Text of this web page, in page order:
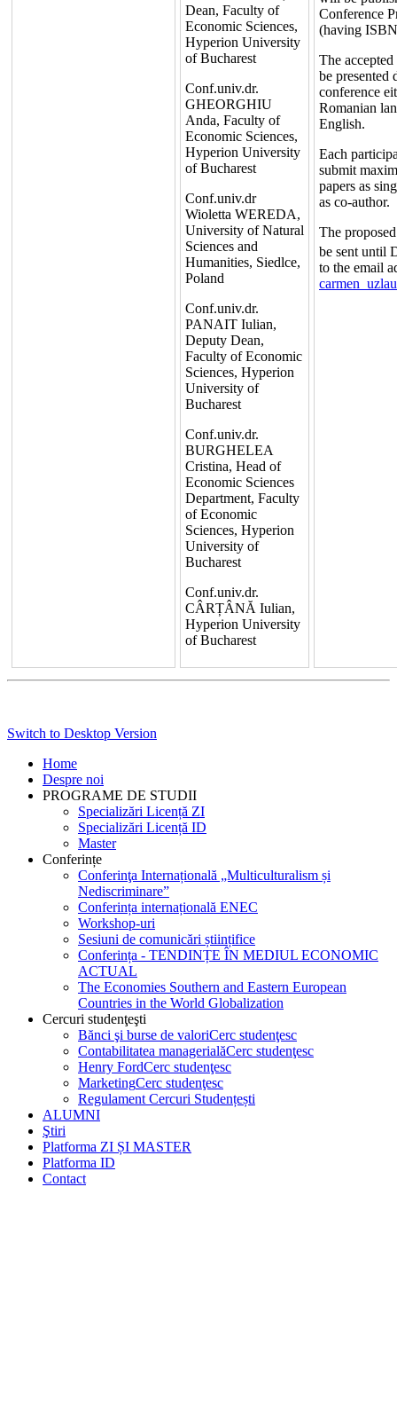
Dean, Faculty of
Economic Sciences,
Hyperion University
of Bucharest
Conf.univ.dr.
GHEORGHIU
Anda, Faculty of
Economic Sciences,
Hyperion University
of Bucharest
Conf.univ.dr
Wioletta WEREDA,
University of Natural
Sciences and
Humanities, Siedlce,
Poland
Conf.univ.dr.
PANAIT Iulian,
Deputy Dean,
Faculty of Economic
Sciences, Hyperion
University of
Bucharest
Conf.univ.dr.
BURGHELEA
Cristina, Head of
Economic Sciences
Department, Faculty
of Economic
Sciences, Hyperion
University of
Bucharest
Conf.univ.dr.
CÂRȚÂNĂ Iulian,
Hyperion University
of Bucharest
Conference
(having
The
be presented
conference
Romanian
English.
Each
submit
papers as
as co-author.
The
be sent until
to the email
Switch to Desktop Version
Home
Despre noi
PROGRAME DE STUDII
Specializări Licență ZI
Specializări Licență ID
Master
Conferințe
Conferinţa Internațională „Multiculturalism și
Nediscriminare”
Conferința internațională ENEC
Workshop-uri
Sesiuni de comunicări științifice
Conferința - TENDINȚE ÎN MEDIUL ECONOMIC
ACTUAL
The Economies Southern and Eastern European
Countries in the World Globalization
Cercuri studenţeşti
Bănci şi burse de valoriCerc studenţesc
Contabilitatea managerialăCerc studenţesc
Henry FordCerc studenţesc
MarketingCerc studenţesc
Regulament Cercuri Studențești
ALUMNI
Ştiri
Platforma ZI ȘI MASTER
Platforma ID
Contact